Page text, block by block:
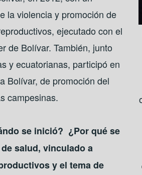
la violencia y promoción de
ejecutado con el
de Bolívar. También, junto
y ecuatorianas, participó en
Bolívar, de promoción del
campesinas.
se inició? ¿Por qué se
salud, vinculado a
y el tema de